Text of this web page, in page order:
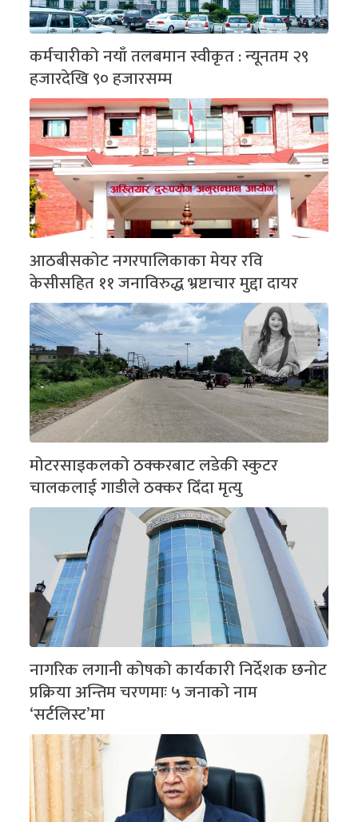
कर्मचारीको नयाँ तलबमान स्वीकृत : न्यूनतम २९
हजारदेखि ९० हजारसम्म
आठबीसकोट नगरपालिकाका मेयर रवि
केसीसहित ११ जनाविरुद्ध भ्रष्टाचार मुद्दा दायर
मोटरसाइकलको ठक्करबाट लडेकी स्कुटर
चालकलाई गाडीले ठक्कर दिँदा मृत्यु
नागरिक लगानी कोषको कार्यकारी निर्देशक छनोट
प्रक्रिया अन्तिम चरणमाः ५ जनाको नाम
‘सर्टलिस्ट’मा